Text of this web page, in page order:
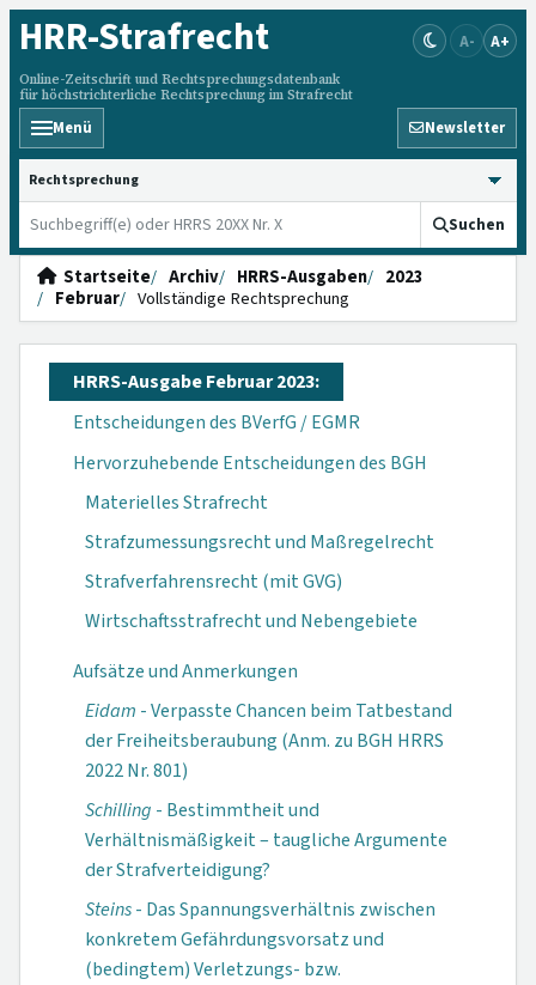
HRR-Strafrecht
Online-Zeitschrift und Rechtsprechungsdatenbank
für höchstrichterliche Rechtsprechung im Strafrecht
A- A+
Menü Newsletter
HRRS durchsuchen
Suchen
Startseite Archiv HRRS-Ausgaben
2023
Februar
Vollständige Rechtsprechung
HRRS-Ausgabe Februar 2023:
Entscheidungen des BVerfG / EGMR
Hervorzuhebende Entscheidungen des BGH
Materielles Strafrecht
Strafzumessungsrecht und Maßregelrecht
Strafverfahrensrecht (mit GVG)
Wirtschaftsstrafrecht und Nebengebiete
Aufsätze und Anmerkungen
Eidam - Verpasste Chancen beim Tatbestand
der Freiheitsberaubung (Anm. zu BGH HRRS
2022 Nr. 801)
Schilling - Bestimmtheit und
Verhältnismäßigkeit – taugliche Argumente
der Strafverteidigung?
Steins- Das Spannungsverhältnis zwischen
konkretem Gefährdungsvorsatz und
(bedingtem) Verletzungs- bzw.